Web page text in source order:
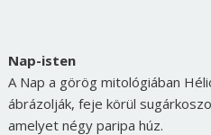
Nap-isten
A Nap a görög mitológiában
ábrázolják, feje körül
amelyet négy paripa húz.